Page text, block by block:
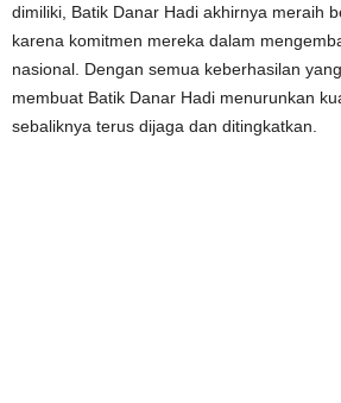
dimiliki, Batik Danar Hadi akhirnya meraih
karena komitmen mereka dalam
nasional. Dengan semua keberhasilan
membuat Batik Danar Hadi menurunkan
sebaliknya terus dijaga dan ditingkatkan.